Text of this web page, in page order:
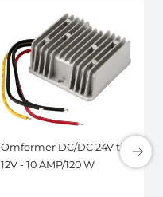
Omformer DC/DC 24V til
12V - 10 AMP/120 W